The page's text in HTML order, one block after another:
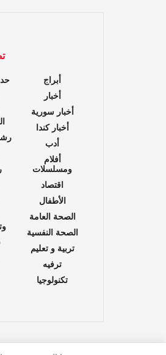
أبراج
أخبار
أخبار سورية
أخبار كندا
أدب
أفلام
ومسلسلات
اقتصاد
الأطفال
الصحة العامة
الصحة النفسية
تربية و تعليم
ترفيه
تكنولوجيا